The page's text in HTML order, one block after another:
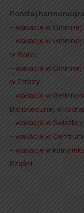
Poniżej
–wakacje w Gminnej
–wakacje w Gminnej
w Białej,
–wakacje w Gminnej
w Stróży,
–wakacje w
Bibliotecznej w
–wakacje w
–wakacje w
–wakacje w
Rząśni.